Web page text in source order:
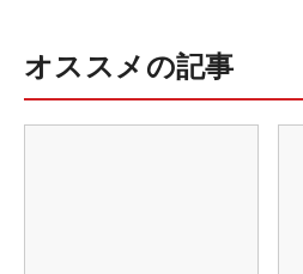
オススメの記事